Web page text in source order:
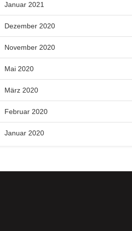
Januar 2021
Dezember 2020
November 2020
Mai 2020
März 2020
Februar 2020
Januar 2020